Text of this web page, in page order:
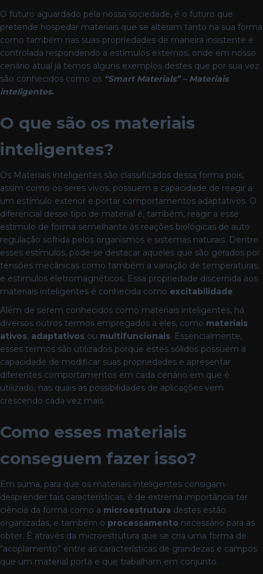
O futuro aguardado pela nossa sociedade, é o futuro que
pretende hospedar materiais que se alteram tanto na sua forma
como também nas suas propriedades de maneira insistente e
controlada respondendo a estímulos externos, onde em nosso
cenário atual já temos alguns exemplos destes que por sua vez
são conhecidos como os “Smart Materials” – Materiais
inteligentes.
O que são os materiais
inteligentes?
Os Materiais inteligentes são classificados dessa forma pois,
assim como os seres vivos, possuem a capacidade de reagir a
um estímulo exterior e portar comportamentos adaptativos. O
diferencial desse tipo de material é, também, reagir a esse
estímulo de forma semelhante às reações biológicas de auto
regulação sofrida pelos organismos e sistemas naturais. Dentre
esses estímulos, pode-se destacar aqueles que são gerados por
tensões mecânicas como também a variação de temperaturas,
e estímulos eletromagnéticos. Essa propriedade discernida aos
materiais inteligentes é conhecida como excitabilidade.
Além de serem conhecidos como materiais inteligentes, há
diversos outros termos empregados a eles, como materiais
ativos, adaptativos ou multifuncionais. Essencialmente,
esses termos são utilizados porque estes sólidos possuem a
capacidade de modificar suas propriedades e apresentar
diferentes comportamentos em cada cenário em que é
utilizado, nas quais as possibilidades de aplicações vem
crescendo cada vez mais.
Como esses materiais
conseguem fazer isso?
Em suma, para que os materiais inteligentes consigam
desprender tais características, é de extrema importância ter
ciência da forma como a microestrutura destes estão
organizadas, e também o processamento necessário para as
obter. É através da microestrutura que se cria uma forma de
“acoplamento” entre as características de grandezas e campos
que um material porta e que trabalham em conjunto.